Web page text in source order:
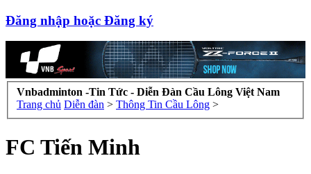
Đăng nhập hoặc Đăng ký
Vnbadminton -Tin Tức - Diễn Đàn Cầu Lông Việt Nam
Trang chủ Diễn đàn > Thông Tin Cầu Lông >
FC Tiến Minh